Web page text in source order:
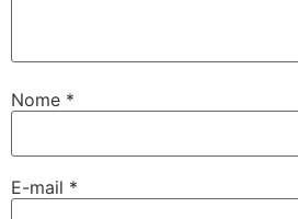
Nome *
E-mail *